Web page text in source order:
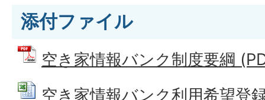
添付ファイル
空き家情報バンク制度要綱
空き家情報バンク利用希望登